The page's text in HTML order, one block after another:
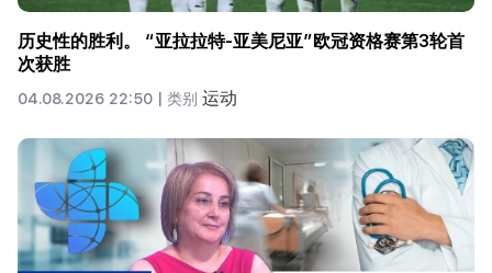
历史性的胜利。 “亚拉拉特-亚美尼亚”欧冠资格赛第3轮首
次获胜
04.08.2026 22:50 | 类别 运动